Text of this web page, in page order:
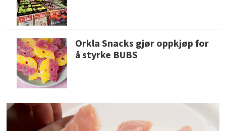
Orkla Snacks gjør oppkjøp for
å styrke BUBS